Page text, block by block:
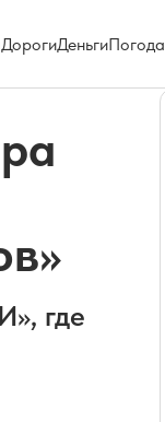
ДорогиДеньгиПогода
где